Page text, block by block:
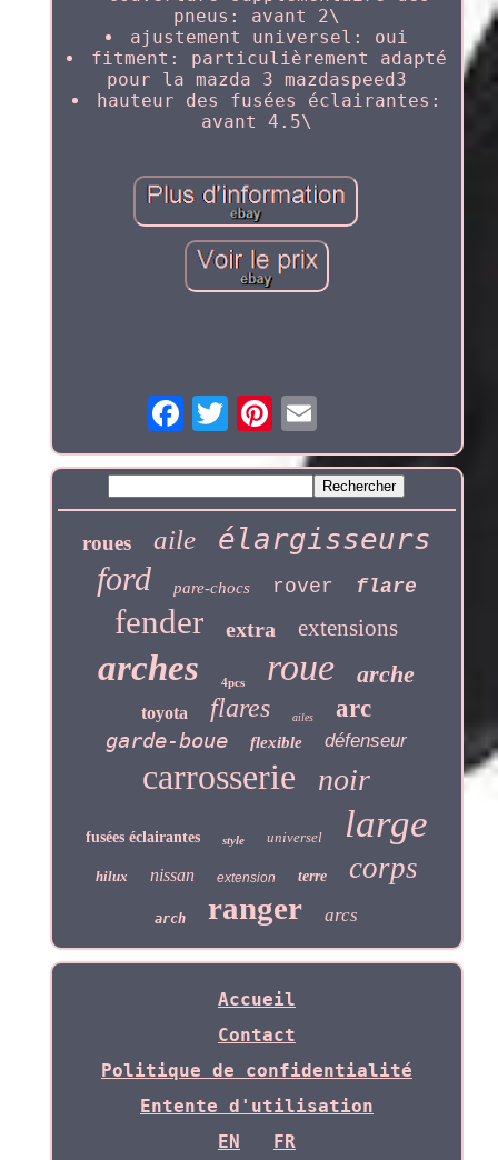
pneus: avant 2\
ajustement universel: oui
fitment: particulièrement adapté
pour la mazda 3 mazdaspeed3
hauteur des fusées éclairantes:
avant 4.5\
roues aile élargisseurs
ford pare-chocs rover flare
fender extra extensions
arches 4pcs roue arche
toyota flares ailes arc
garde-boue flexible défenseur
carrosserie noir
fusées éclairantes style universel large
hilux nissan extension terre corps
arch ranger arcs
Accueil
Contact
Politique de confidentialité
Entente d'utilisation
EN
FR